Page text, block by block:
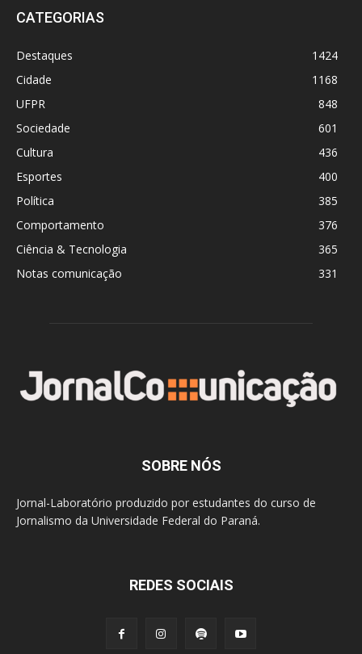
CATEGORIAS
Destaques
1424
Cidade
1168
UFPR
848
Sociedade
601
Cultura
436
Esportes
400
Política
385
Comportamento
376
Ciência & Tecnologia
365
Notas comunicação
331
SOBRE NÓS
Jornal-Laboratório produzido por estudantes do curso de
Jornalismo da Universidade Federal do Paraná.
REDES SOCIAIS